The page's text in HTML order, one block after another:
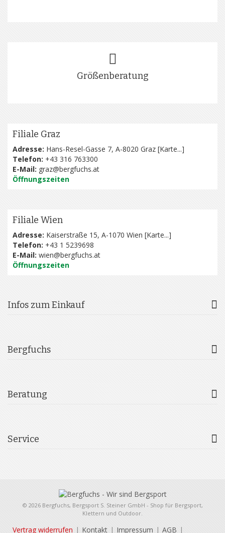
Größenberatung
Filiale Graz
Adresse: Hans-Resel-Gasse 7, A-8020 Graz [Karte...]
Telefon: +43 316 763300
E-Mail: graz@bergfuchs.at
Öffnungszeiten
Filiale Wien
Adresse: Kaiserstraße 15, A-1070 Wien [Karte...]
Telefon: +43 1 5239698
E-Mail: wien@bergfuchs.at
Öffnungszeiten
Infos zum Einkauf
Bergfuchs
Beratung
Service
© 2026 Bergfuchs, Bergsport S. Steiner GmbH - Shop für Bergsport,
Klettern und Outdoor.
Vertrag widerrufen Kontakt Impressum AGB